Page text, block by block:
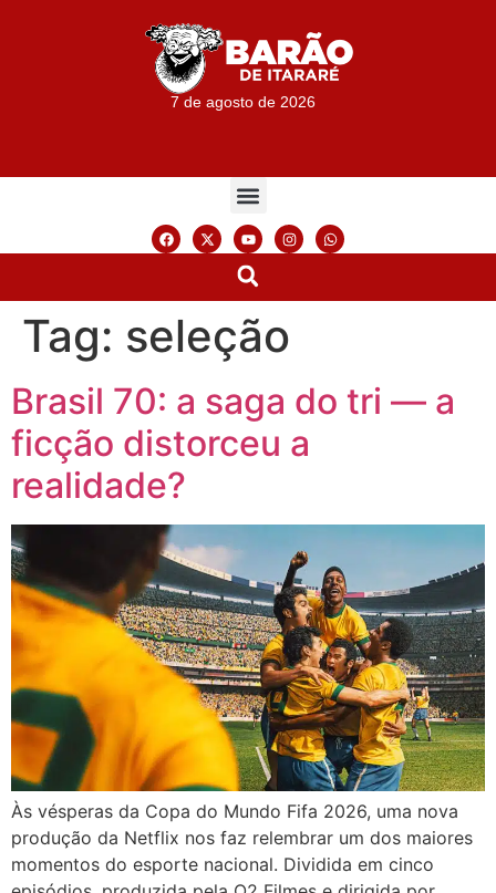
7 de agosto de 2026
Tag: seleção
Brasil 70: a saga do tri — a
ficção distorceu a
realidade?
Às vésperas da Copa do Mundo Fifa 2026, uma nova
produção da Netflix nos faz relembrar um dos maiores
momentos do esporte nacional. Dividida em cinco